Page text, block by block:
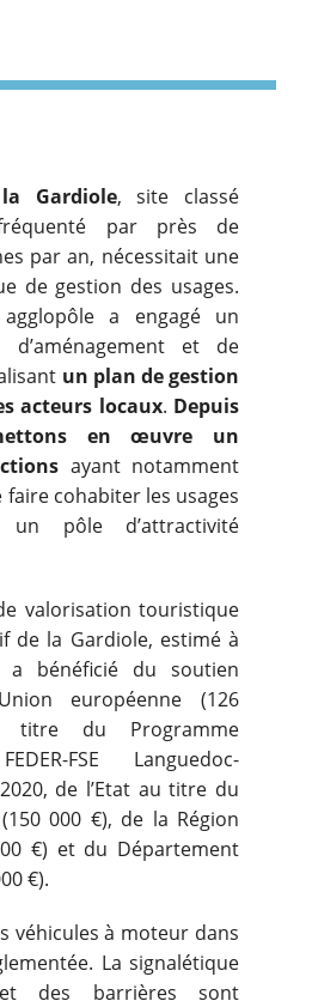
Gardiole, site classé
par près de
par an, nécessitait une
de gestion des usages.
a engagé un
et de
un plan de gestion
acteurs locaux. Depuis
en œuvre un
ayant notamment
cohabiter les usages
pôle d’attractivité
valorisation touristique
de la Gardiole, estimé à
bénéficié du soutien
européenne (126
titre du Programme
FSE Languedoc-
de l’Etat au titre du
000 €), de la Région
€) et du Département
€).
véhicules à moteur dans
La signalétique
des barrières sont